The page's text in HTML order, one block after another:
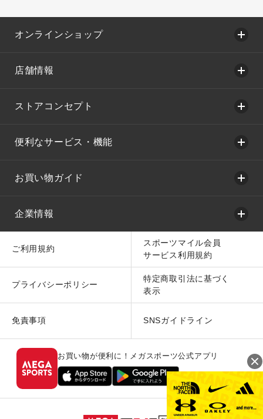
オンラインショップ
店舗情報
ストアコンセプト
便利なサービス・機能
お買い物ガイド
企業情報
ご利用規約
スポーツマイル会員
サービス利用規約
プライバシーポリシー
特定商取引法に基づく
表示
免責事項 SNSガイドライン
お買い物が便利に！メガスポーツ公式アプリ